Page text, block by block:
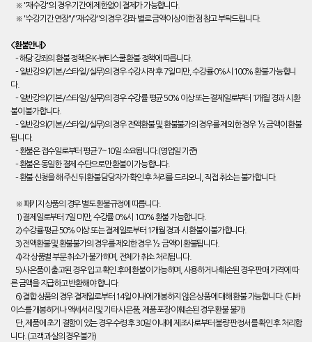
※ "재수강"의 경우 기간에 제한없이 결제가 가능합니다.
※ "수강기간 연장"/"재수강"의 경우 강좌 별로 금액이 상이한 점 참고 부탁드립니다.
<환불안내>
– 해당 강좌의 환불 정책은 K-뷰티스쿨 환불 정책에 따릅니다.
– 일반강의(기본/스타일/실무)의 경우 수강시작 후 7일 미만, 수강률 0%시 100% 환불 가능합니
다.
– 일반강의(기본/스타일/실무)의 경우 수강률 평균 50% 이상 또는 결제일로부터 1개월 경과 시 환
불이 불가합니다.
– 일반강의(기본/스타일/실무)의 경우 전액환불 및 환불불가의 경우를 제외한 경우 ½ 금액이 환불
됩니다.
– 환불은 접수일로부터 평균 7~10일 소요됩니다.(영업일 기준)
– 환불은 동일한 결제 수단으로만 환불이 가능합니다.
– 환불 신청을 해 주신 뒤 환불 담당자가 확인 후 처리를 드리오니, 직접 취소는 불가합니다.
※ 패키지 상품의 경우 별도 환불규정에 따릅니다.
1) 결제일로부터 7일 미만, 수강률 0%시 100% 환불 가능합니다.
2) 수강률 평균 50% 이상 또는 결제일로부터 1개월 경과 시 환불이 불가합니다.
3) 전액환불 및 환불불가의 경우를 제외한 경우 ½ 금액이 환불됩니다.
4) 각 상품별 부분 취소가 불가하며, 전체가 취소 처리됩니다.
5) 사은품이 출고된 경우 입고 확인 후에 환불이 가능하며, 사용하거나 훼손된 경우 판매 가격에 따
른 금액을 지급하고 반환해야 합니다.
6) 결합 상품의 경우 결제일로부터 14일 이내에 개봉하지 않은 상품에 대해 환불 가능합니다. (디바
이스를 개봉하거나 액세서리 및 기타 사은품, 제품 포장이 훼손된 경우 환불 불가)
단, 제품에 초기 결함이 있는 경우 수령 후 30일 이내에 제조사로부터 불량 판정서를 확인 후 처리합
니다. (고객 과실의 경우 불가)